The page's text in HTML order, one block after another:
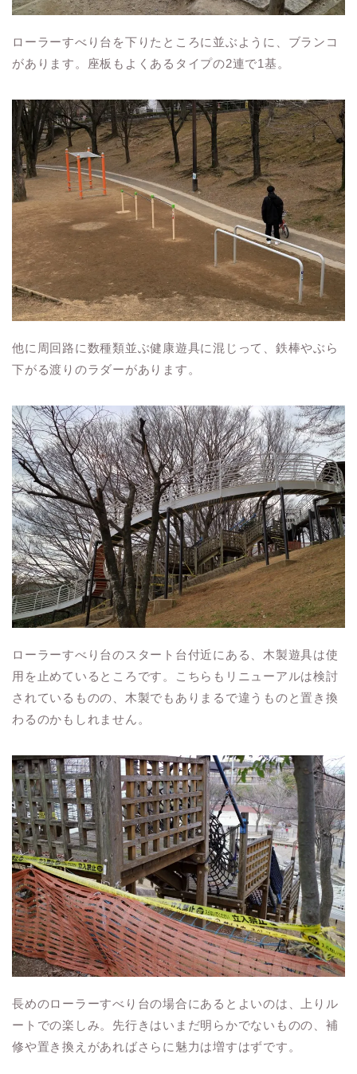
ローラーすべり台を下りたところに並ぶように、ブランコ
があります。座板もよくあるタイプの2連で1基。
他に周回路に数種類並ぶ健康遊具に混じって、鉄棒やぶら
下がる渡りのラダーがあります。
ローラーすべり台のスタート台付近にある、木製遊具は使
用を止めているところです。こちらもリニューアルは検討
されているものの、木製でもありまるで違うものと置き換
わるのかもしれません。
長めのローラーすべり台の場合にあるとよいのは、上りル
ートでの楽しみ。先行きはいまだ明らかでないものの、補
修や置き換えがあればさらに魅力は増すはずです。